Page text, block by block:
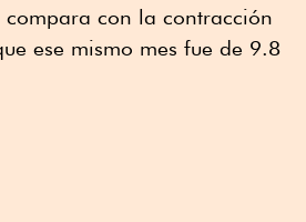
compara con la contracción
ese mismo mes fue de 9.8